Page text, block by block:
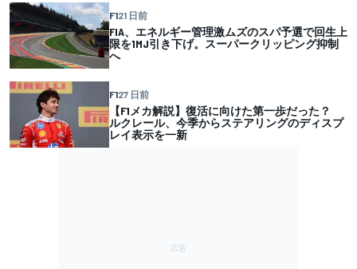
F121 日前
FIA、エネルギー管理激ムズのスパ予選で回生上
限を1MJ引き下げ。スーパークリッピング抑制
へ
F127 日前
【F1メカ解説】復活に向けた第一歩だった？
ルクレール、今季からステアリングのディスプ
レイ表示を一新